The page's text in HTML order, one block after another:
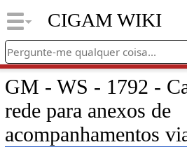
CIGAM WIKI
GM - WS - 1792 -
rede para anexos de
acompanhamentos